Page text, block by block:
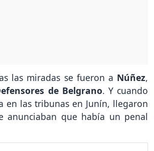
las miradas se fueron a Núñez,
de Belgrano. Y cuando
en las tribunas en Junín, llegaron
anunciaban que había un penal